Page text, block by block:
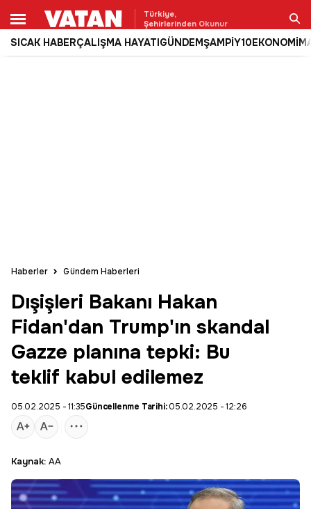
Türkiye,
Şehirlerinden Okunur
SICAK HABERÇALIŞMA HAYATIGÜNDEMŞAMPİY10EKONOMİ
Ara
Haberler Gündem Haberleri
Dışişleri Bakanı Hakan
Fidan'dan Trump'ın skandal
Gazze planına tepki: Bu
teklif kabul edilemez
05.02.2025 - 11:35Güncellenme Tarihi:05.02.2025 - 12:26
Kaynak: AA